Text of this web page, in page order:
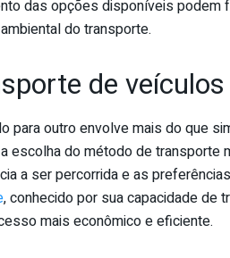
das opções disponíveis podem
do transporte.
de veículos
para outro envolve mais do que
escolha do método de transporte
a ser percorrida e as
, conhecido por sua capacidade de
mais econômico e eficiente.